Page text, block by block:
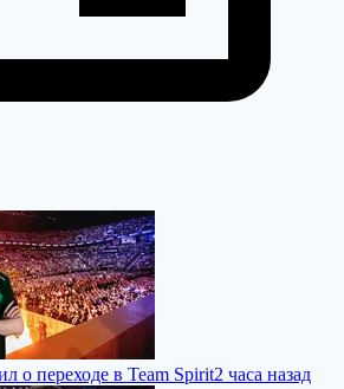
о переходе в Team Spirit2 часа назад